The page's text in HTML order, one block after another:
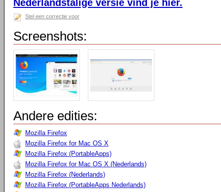
Nederlandstalige versie vind je hier.
Stel een correctie voor
Screenshots:
Andere edities:
Mozilla Firefox
Mozilla Firefox for Mac OS X
Mozilla Firefox (PortableApps)
Mozilla Firefox for Mac OS X (Nederlands)
Mozilla Firefox (Nederlands)
Mozilla Firefox (PortableApps Nederlands)